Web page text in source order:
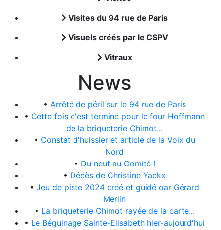
Visites du 94 rue de Paris
Visuels créés par le CSPV
Vitraux
News
• Arrêté de péril sur le 94 rue de Paris
• Cette fois c'est terminé pour le four Hoffmann
de la briqueterie Chimot...
• Constat d'huissier et article de la Voix du
Nord
• Du neuf au Comité !
• Décès de Christine Yackx
• Jeu de piste 2024 créé et guidé oar Gérard
Merlin
• La briqueterie Chimot rayée de la carte...
• Le Béguinage Sainte-Elisabeth hier-aujourd'hui